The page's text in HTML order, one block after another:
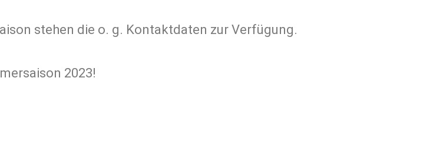
stehen die o. g. Kontaktdaten zur Verfügung.
2023!